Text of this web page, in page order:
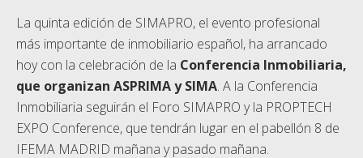
La quinta edición de SIMAPRO, el evento profesional
más importante de inmobiliario español, ha arrancado
hoy con la celebración de la Conferencia Inmobiliaria,
que organizan ASPRIMA y SIMA. A la Conferencia
Inmobiliaria seguirán el Foro SIMAPRO y la PROPTECH
EXPO Conference, que tendrán lugar en el pabellón 8 de
IFEMA MADRID mañana y pasado mañana.